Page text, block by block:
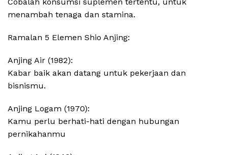
menambah tenaga dan stamina.
Ramalan 5 Elemen Shio Anjing:
Anjing Air (1982):
Kabar baik akan datang untuk pekerjaan dan
bisnismu.
Anjing Logam (1970):
Kamu perlu berhati-hati dengan hubungan
pernikahanmu